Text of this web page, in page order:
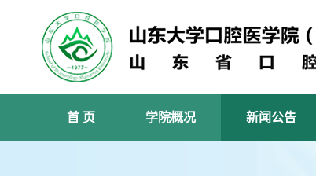
首 页 学院概况 新闻公告